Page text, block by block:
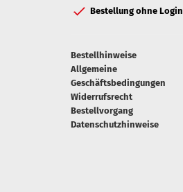
Bestellung ohne Login
Bestellhinweise
Allgemeine
Geschäftsbedingungen
Widerrufsrecht
Bestellvorgang
Datenschutzhinweise